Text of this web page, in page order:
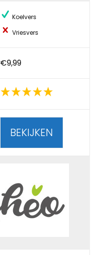
Koelvers
Vriesvers
€9,99
BEKIJKEN